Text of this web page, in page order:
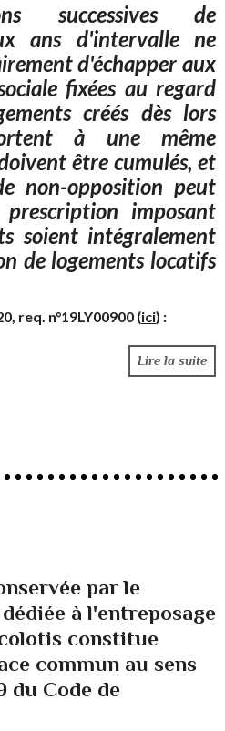
successives de
ans d'intervalle ne
d'échapper aux
fixées au regard
créés dès lors
à une même
être cumulés, et
non-opposition peut
imposant
soient intégralement
de logements locatifs
req. n°19LY00900 (ici) :
Lire la suite
par le
à l'entreposage
constitue
commun au sens
du Code de